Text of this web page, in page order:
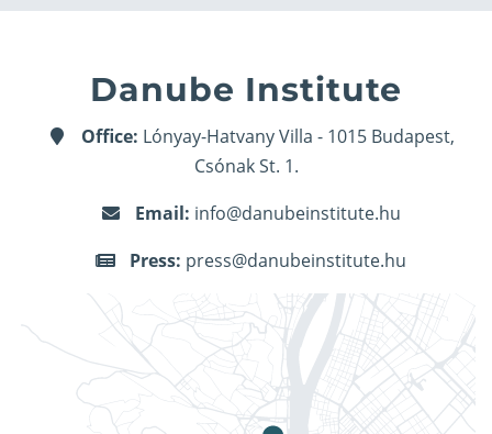
Danube Institute
Office: Lónyay-Hatvany Villa - 1015 Budapest,
Csónak St. 1.
Email: info@danubeinstitute.hu
Press: press@danubeinstitute.hu